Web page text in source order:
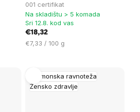
001 certifikat
Na skladištu > 5 komada
Sri 12.8. kod vas
€18,32
Cijena
€7,33 / 100 g
Hormonska ravnoteža
Žensko zdravlje